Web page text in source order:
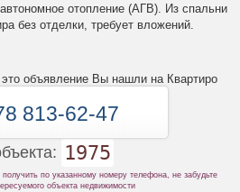
отопление (АГВ). Из спальни
без отделки, требует вложений.
объявление Вы нашли на Квартиро
813-62-47
1975
по указанному номеру телефона, не забудьте
объекта недвижимости